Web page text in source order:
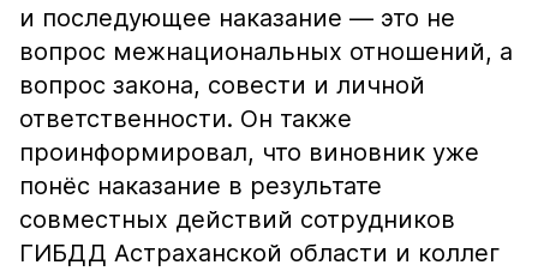
и последующее наказание — это не
вопрос межнациональных отношений, а
вопрос закона, совести и личной
ответственности. Он также
проинформировал, что виновник уже
понёс наказание в результате
совместных действий сотрудников
ГИБДД Астраханской области и коллег